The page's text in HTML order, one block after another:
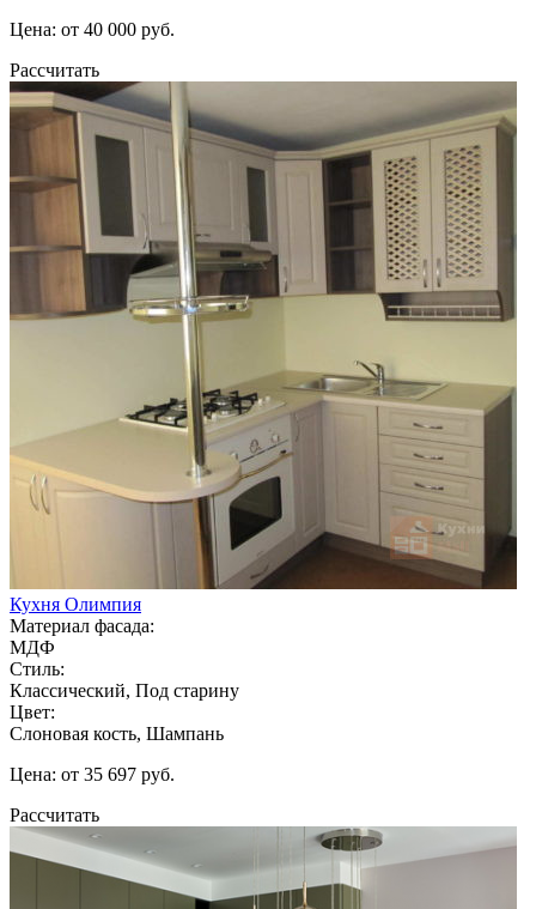
Цена: от 40 000 руб.
Рассчитать
Кухня Олимпия
Материал фасада:
МДФ
Стиль:
Классический, Под старину
Цвет:
Слоновая кость, Шампань
Цена: от 35 697 руб.
Рассчитать